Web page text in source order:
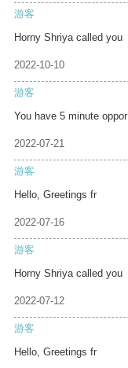
游客
Horny Shriya called you
2022-10-10
游客
You have 5 minute oppor
2022-07-21
游客
Hello, Greetings fr
2022-07-16
游客
Horny Shriya called you
2022-07-12
游客
Hello, Greetings fr